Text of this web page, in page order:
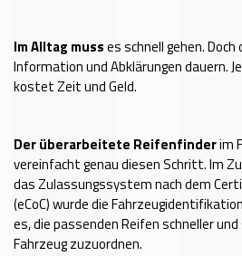
Im Alltag musses schnell gehen.
Information und Abklärungen dauern.
kostet Zeit und Geld.
Der überarbeitete Reifenfinderim
vereinfacht genau diesen Schritt. Im
das Zulassungssystem nach dem
(eCoC) wurde die
es, die passenden Reifen schneller
Fahrzeug zuzuordnen.